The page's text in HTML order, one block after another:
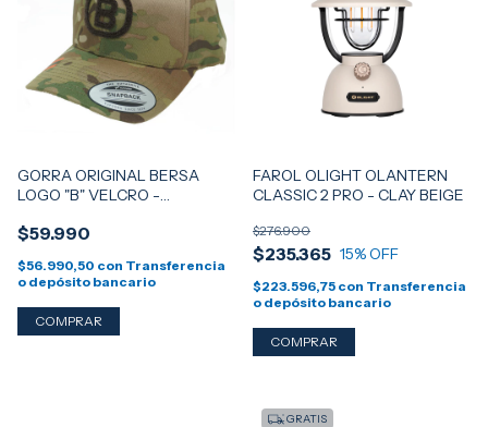
GORRA ORIGINAL BERSA
LOGO "B" VELCRO -
FLEXFIT
$59.990
$56.990,50 con Transferencia
o depósito bancario
FAROL OLIGHT OLANTERN
CLASSIC 2 PRO - CLAY BEIGE
$235.365
$276.900
15% OFF
$223.596,75 con Transferencia
o depósito bancario
GRATIS